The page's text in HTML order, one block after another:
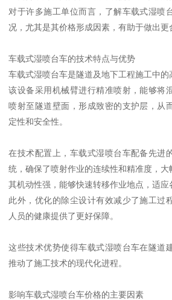
对于许多施工单位而言，了解车载式湿喷
况，尤其是其价格形成因素，有助于做出更
车载式湿喷台车的技术特点与优势
车载式湿喷台车是隧道及地下工程施工中的
该设备采用机械臂进行精准喷射，能够将
喷射至隧道壁面，形成致密的支护层，从
定性和安全性。
在技术配置上，车载式湿喷台车配备先进
统，确保了喷射作业的连续性和精准度，大
其机动性强，能够快速转移作业地点，适应
此外，优化的除尘设计有效减少了施工过
人员的健康提供了更好保障。
这些技术优势使得车载式湿喷台车在隧道
推动了施工技术的现代化进程。
影响车载式湿喷台车价格的主要因素